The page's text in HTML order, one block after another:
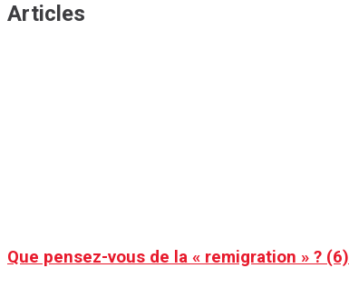
Articles
Que pensez-vous de la « remigration » ? (6)